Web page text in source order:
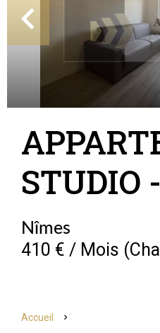
STUDIO
Nîmes
410 € / Mois
Accueil